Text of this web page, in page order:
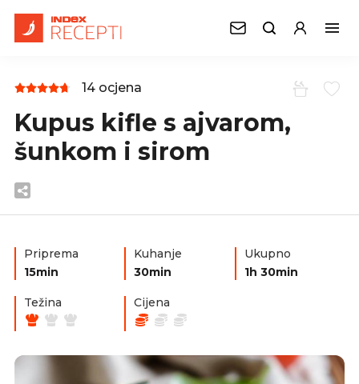
14 ocjena
Kupus kifle s ajvarom,
šunkom i sirom
Priprema
15min
Kuhanje
30min
Ukupno
1h 30min
Težina Cijena